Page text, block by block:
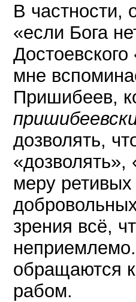
В частности,
«если Бога
мне
Пришибеев,
дозволять,
меру ретивых
зрения всё,
обращаются
рабом.